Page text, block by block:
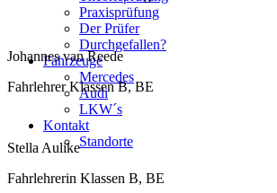
Praxisprüfung
Der Prüfer
Durchgefallen?
Fahrzeuge
Mercedes
Audi
LKW´s
Kontakt
Standorte
Johannes van Reede
Fahrlehrer Klassen B, BE
Stella Aulike
Fahrlehrerin Klassen B, BE